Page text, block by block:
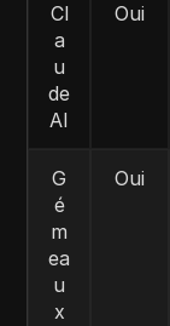
Cl
a
u
de
AI
Oui
G
é
m
ea
u
x
Oui